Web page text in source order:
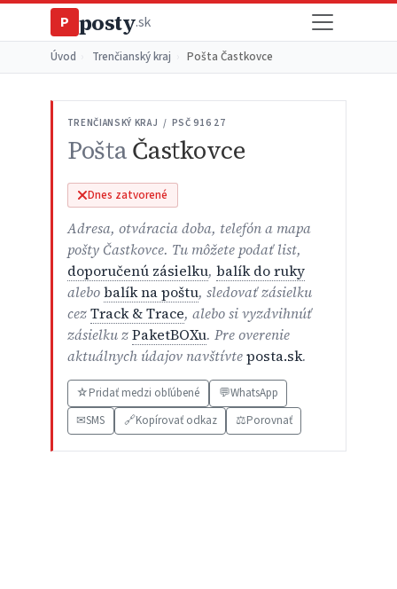
P posty.sk
Úvod Trenčianský kraj Pošta Častkovce
TRENČIANSKÝ KRAJ / PSČ 916 27
PoštaČastkovce
Dnes zatvorené
Adresa, otváracia doba, telefón a mapa
pošty Častkovce. Tu môžete podať list,
doporučenú zásielku, balík do ruky
alebobalík na poštu, sledovať zásielku
cezTrack & Trace, alebo si vyzdvihnúť
zásielku zPaketBOXu. Pre overenie
aktuálnych údajov navštívteposta.sk.
☆Pridať medzi obľúbené 💬WhatsApp
✉SMS 🔗Kopírovať odkaz ⚖️Porovnať